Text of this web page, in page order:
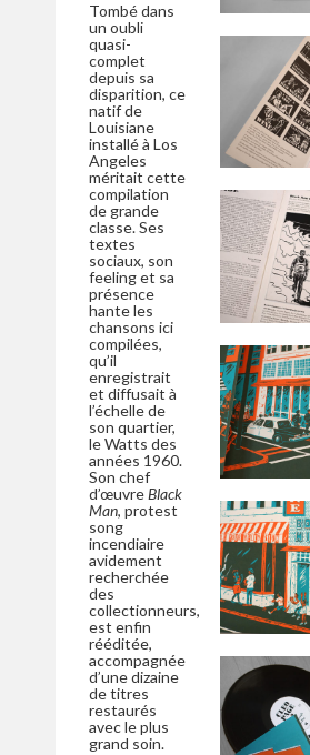
Tombé dans
un oubli
quasi-
complet
depuis sa
disparition, ce
natif de
Louisiane
installé à Los
Angeles
méritait cette
compilation
de grande
classe. Ses
textes
sociaux, son
feeling et sa
présence
hante les
chansons ici
compilées,
qu’il
enregistrait
et diffusait à
l’échelle de
son quartier,
le Watts des
années 1960.
Son chef
d’œuvreBlack
Man, protest
song
incendiaire
avidement
recherchée
des
collectionneurs,
est enfin
rééditée,
accompagnée
d’une dizaine
de titres
restaurés
avec le plus
grand soin.